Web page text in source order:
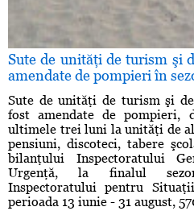
Sute de unităţi de turism şi
amendate de pompieri în
Sute de unităţi de turism şi
fost amendate de pompieri,
ultimele trei luni la unităţi de
pensiuni, discoteci, tabere
bilanţului Inspectoratului
Urgenţă, la finalul
Inspectoratului pentru
perioada 13 iunie - 31 august,